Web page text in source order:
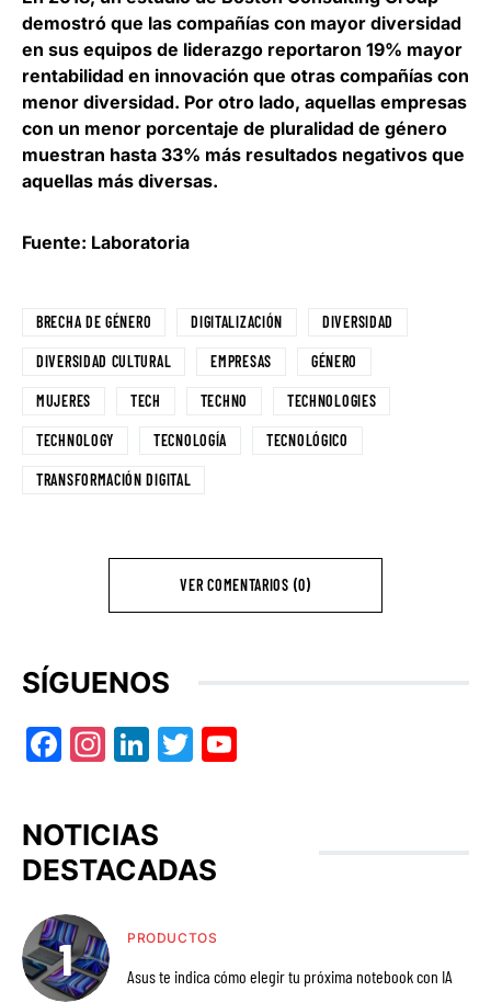
demostró que las compañías con mayor diversidad
en sus equipos de liderazgo reportaron 19% mayor
rentabilidad en innovación que otras compañías con
menor diversidad. Por otro lado, aquellas empresas
con un menor porcentaje de pluralidad de género
muestran hasta 33% más resultados negativos que
aquellas más diversas.
Fuente: Laboratoria
BRECHA DE GÉNERO DIGITALIZACIÓN DIVERSIDAD
DIVERSIDAD CULTURAL EMPRESAS GÉNERO
MUJERES TECH TECHNO TECHNOLOGIES
TECHNOLOGY TECNOLOGÍA TECNOLÓGICO
TRANSFORMACIÓN DIGITAL
VER COMENTARIOS (0)
SÍGUENOS
Facebook
Instagram
LinkedIn
Twitter
NOTICIAS
DESTACADAS
PRODUCTOS
Asus te indica cómo elegir tu próxima notebook con IA